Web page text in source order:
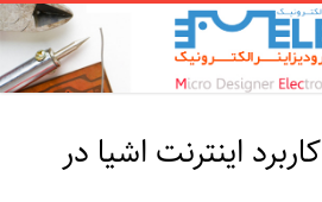
کاربرد اینترنت اشیا در